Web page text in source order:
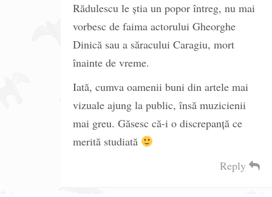
Rădulescu le ştia un popor întreg, nu mai
vorbesc de faima actorului Gheorghe
Dinică sau a săracului Caragiu, mort
înainte de vreme.
Iată, cumva oamenii buni din artele mai
vizuale ajung la public, însă muzicienii
mai greu. Găsesc că-i o discrepanţă ce
merită studiată
Reply